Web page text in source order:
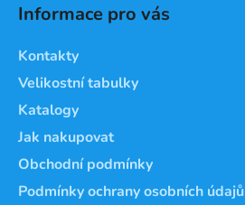
Informace pro vás
Kontakty
Velikostní tabulky
Katalogy
Jak nakupovat
Obchodní podmínky
Podmínky ochrany osobních údajů